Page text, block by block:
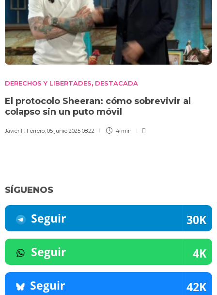
DERECHOS Y LIBERTADES, DESTACADA
El protocolo Sheeran: cómo sobrevivir al
colapso sin un puto móvil
Javier F. Ferrero, 05 junio 2025 08:22 4 min
SÍGUENOS
Seguir 30K
Seguir 4K
Seguir 42K